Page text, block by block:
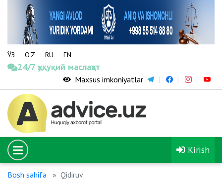
ЎЗ O‘Z RU EN
24/7 ҳуқуқий маслаҳат
Maxsus imkoniyatlar
Kirish
Bosh sahifa Qidiruv